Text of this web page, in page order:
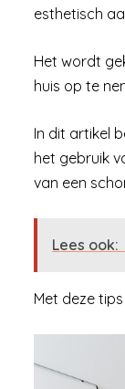
esthetisch
Het wordt
huis op te
In dit artikel
het gebruik
van een
Lees ook:
Met deze